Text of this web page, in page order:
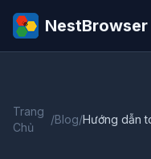
NestBrowser
Trang
Chủ
/Blog/